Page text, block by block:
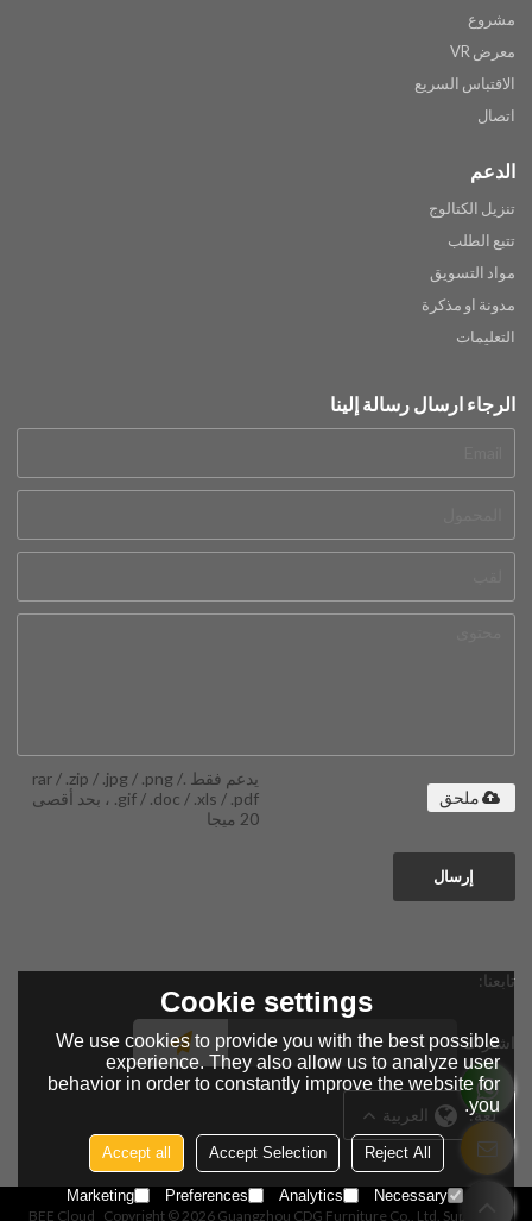
مشروع
معرض VR
الاقتباس السريع
اتصال
الدعم
تنزيل الكتالوج
تتبع الطلب
مواد التسويق
مدونة او مذكرة
التعليمات
الرجاء ارسال رسالة إلينا
يدعم فقط .rar / .zip / .jpg / .png /
.gif / .doc / .xls / .pdf ، بحد أقصى
20 ميجا
ملحق
إرسال
تابعنا:
اشتراك
لغة: العربية
Copyright © 2026 Guangzhou CDG Furniture Co., Ltd. Support By
BEE Cloud
Cookie settings
We use cookies to provide you with the best possible
experience. They also allow us to analyze user
behavior in order to constantly improve the website for
you.
Reject All
Accept Selection
Accept all
Necessary
Analytics
Preferences
Marketing